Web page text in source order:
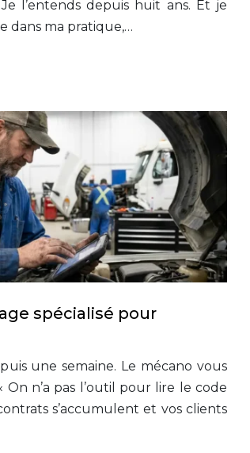
l’entends depuis huit ans. Et je
dans ma pratique,…
spécialisé pour
une semaine. Le mécano vous
n’a pas l’outil pour lire le code
s’accumulent et vos clients